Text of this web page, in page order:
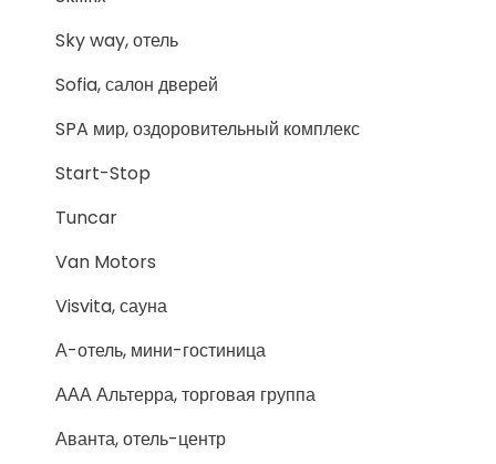
Sky way, отель
Sofia, салон дверей
SPA мир, оздоровительный комплекс
Start-Stop
Tuncar
Van Motors
Visvita, сауна
А-отель, мини-гостиница
ААА Альтерра, торговая группа
Аванта, отель-центр